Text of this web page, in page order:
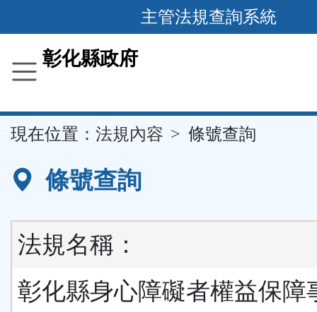
到
要
容
區
主管法規查詢系統
彰化縣政府
現在位置： 法規內容 條號查詢
條號查詢
法規名稱：
彰化縣身心障礙者權益保障